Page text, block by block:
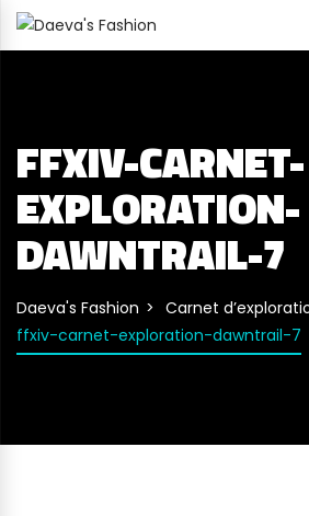
FFXIV-CARNET-
EXPLORATION-
DAWNTRAIL-7
Daeva's Fashion
Carnet
ffxiv-carnet-exploration-dawntrail-7